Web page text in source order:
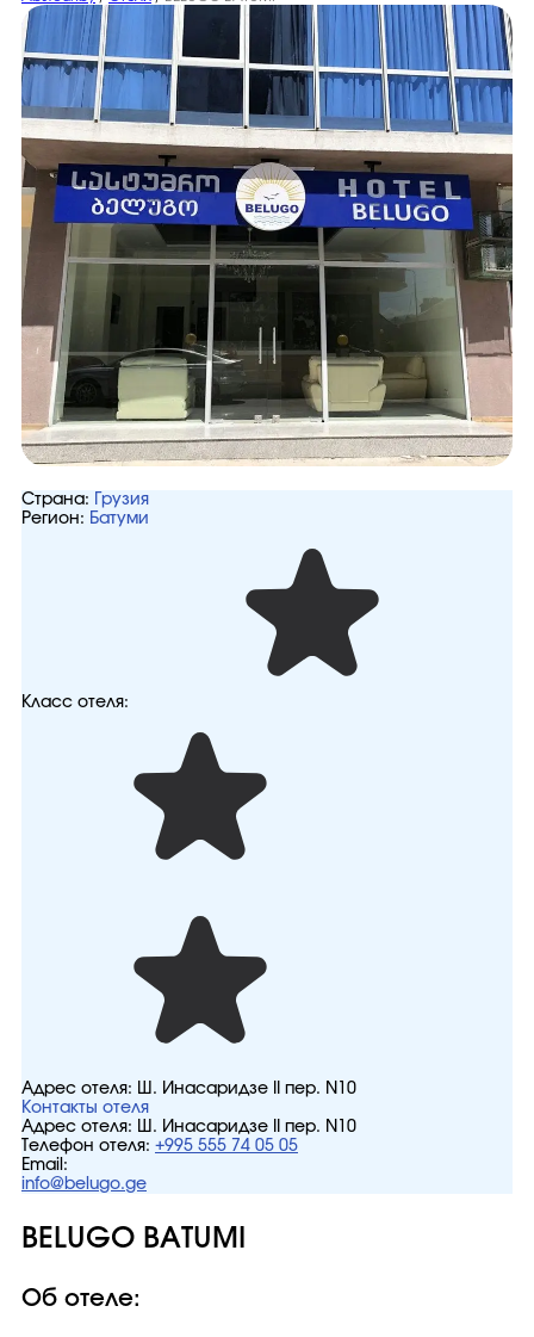
Страна:
Грузия
Регион: Батуми
Класс отеля:
Адрес отеля: Ш. Инасаридзе II пер. N10
Контакты отеля
Адрес отеля: Ш. Инасаридзе II пер. N10
Телефон отеля: +995 555 74 05 05
Email:
info@belugo.ge
BELUGO BATUMI
Об отеле: